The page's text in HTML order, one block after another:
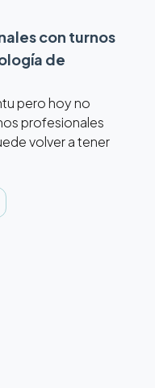
con turnos
de
pero hoy no
profesionales
volver a tener